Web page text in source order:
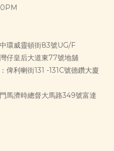
環威靈頓街83號UG/F
皇后大道東77號地舖
利喇街131 -131C號德鑽大廈
濟時總督大馬路349號富達